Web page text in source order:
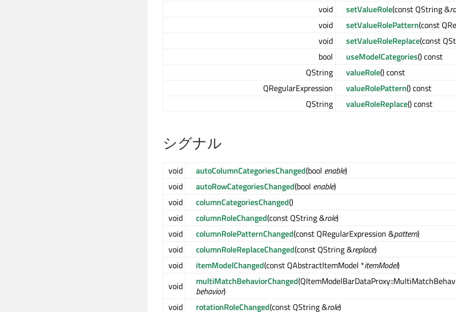
void
setValueRole(const QString &
void
setValueRolePattern(const
void
setValueRoleReplace(const
bool
useModelCategories() const
QString
valueRole() const
QRegularExpression
valueRolePattern() const
QString
valueRoleReplace() const
シグナル
void autoColumnCategoriesChanged(bool enable)
void
autoRowCategoriesChanged(bool enable)
void
columnCategoriesChanged()
void
columnRoleChanged(const QString &role)
void
columnRolePatternChanged(const QRegularExpression &pattern)
void
columnRoleReplaceChanged(const QString &replace)
void
itemModelChanged(const QAbstractItemModel *itemModel)
void
multiMatchBehaviorChanged
behavior)
void
rotationRoleChanged(const QString &role)